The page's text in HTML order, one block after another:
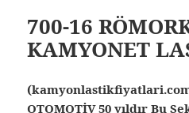
700-16
KAMYONET
OTOMOTİV 50 yıldır Bu